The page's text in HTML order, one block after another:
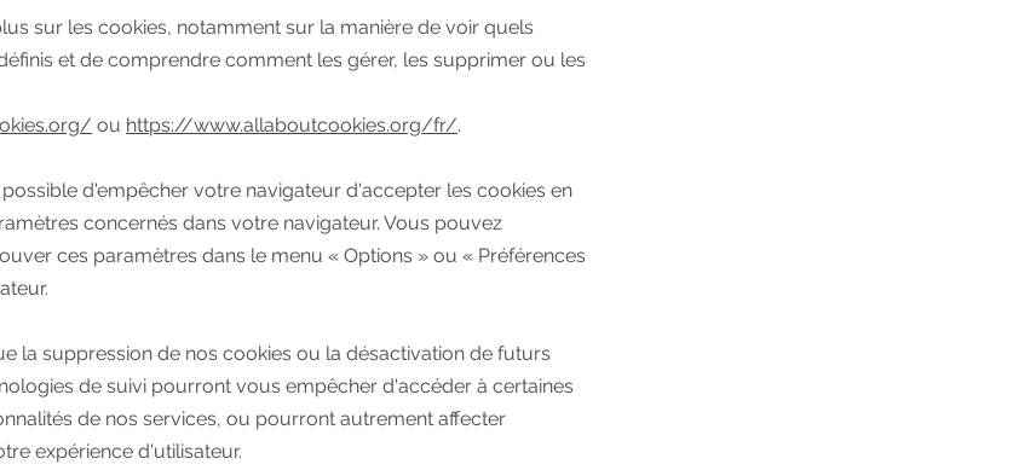
sur les cookies, notamment sur la manière de voir quels
et de comprendre comment les gérer, les supprimer ou les
ou https://www.allaboutcookies.org/fr/.
d'empêcher votre navigateur d'accepter les cookies en
concernés dans votre navigateur. Vous pouvez
ces paramètres dans le menu « Options » ou « Préférences
la suppression de nos cookies ou la désactivation de futurs
de suivi pourront vous empêcher d'accéder à certaines
de nos services, ou pourront autrement affecter
expérience d'utilisateur.